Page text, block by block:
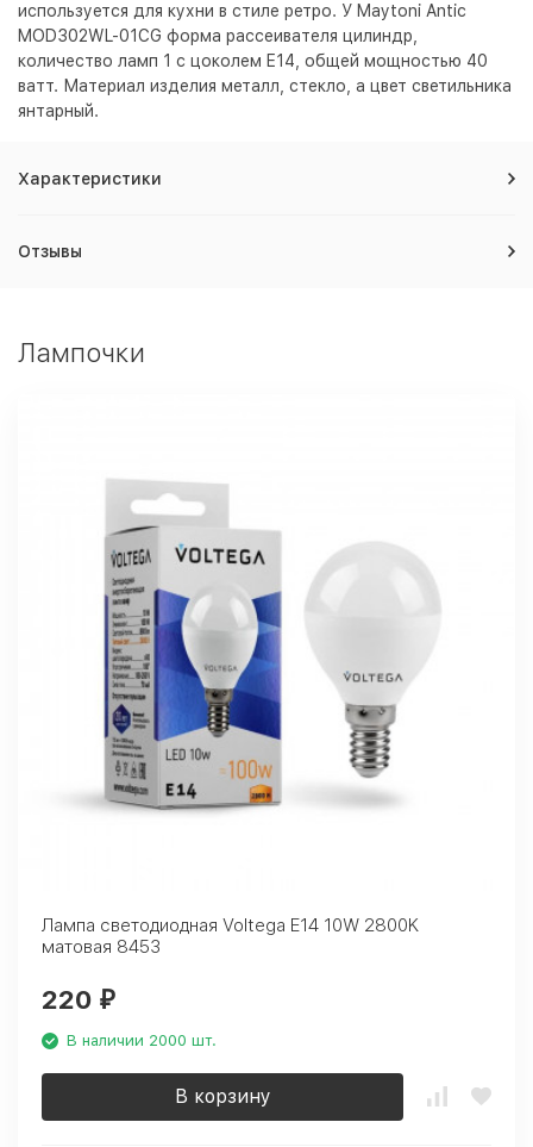
используется для кухни в стиле ретро. У Maytoni Antic
MOD302WL-01CG форма рассеивателя цилиндр,
количество ламп 1 с цоколем E14, общей мощностью 40
ватт. Материал изделия металл, стекло, а цвет светильника
янтарный.
Характеристики
Отзывы
Лампочки
Лампа светодиодная Voltega E14 10W 2800K
матовая 8453
220 ₽
В наличии 2000 шт.
В корзину